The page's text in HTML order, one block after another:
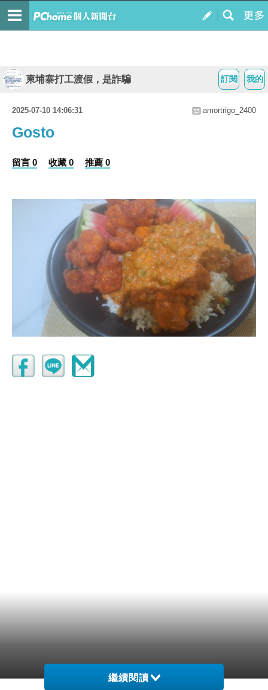
我的
訂閱
柬埔寨打工渡假，是詐騙
2025-07-10 14:06:31 amortrigo_2400
Gosto
留言 0 收藏 0 推薦 0
繼續閱讀